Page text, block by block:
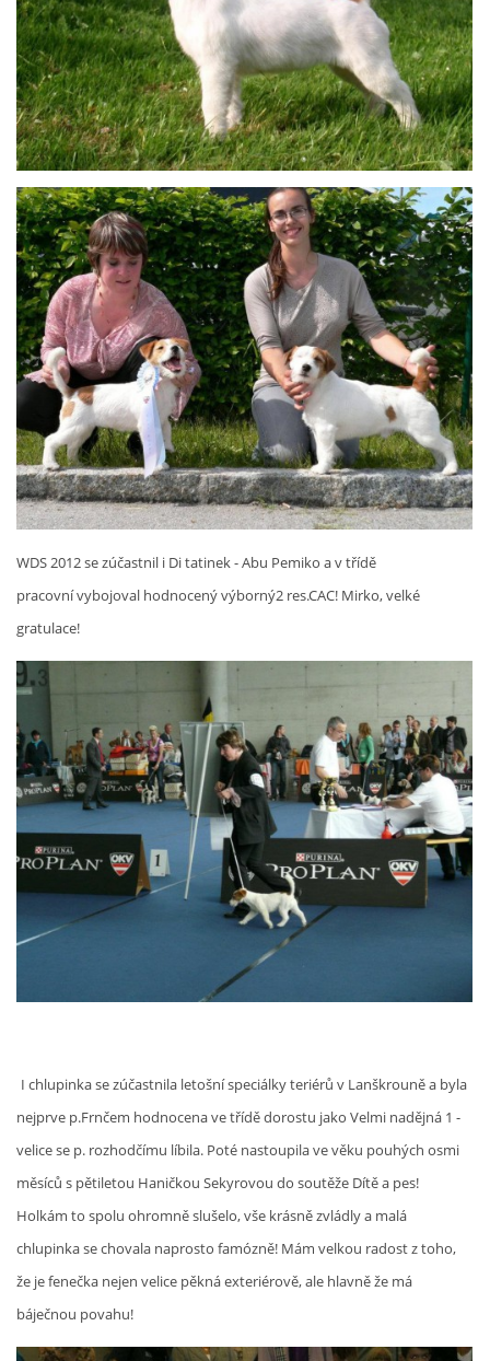
WDS 2012 se zúčastnil i Di tatinek - Abu Pemiko a v třídě
pracovní vybojoval hodnocený výborný2 res.CAC! Mirko, velké
gratulace!
I chlupinka se zúčastnila letošní speciálky teriérů v Lanškrouně a byla
nejprve p.Frnčem hodnocena ve třídě dorostu jako Velmi nadějná 1 -
velice se p. rozhodčímu líbila. Poté nastoupila ve věku pouhých osmi
měsíců s pětiletou Haničkou Sekyrovou do soutěže Dítě a pes!
Holkám to spolu ohromně slušelo, vše krásně zvládly a malá
chlupinka se chovala naprosto famózně! Mám velkou radost z toho,
že je fenečka nejen velice pěkná exteriérově, ale hlavně že má
báječnou povahu!